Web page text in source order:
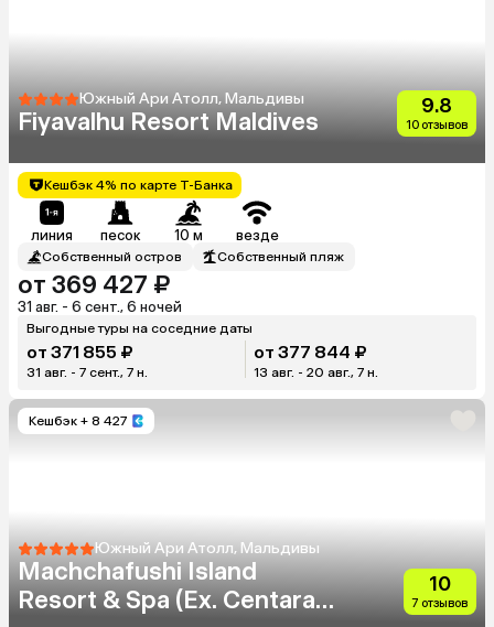
Южный Ари Атолл, Мальдивы
Fiyavalhu Resort Maldives
9.8
10 отзывов
Кешбэк 4% по карте Т-Банка
линия песок 10 м везде
Собственный остров Собственный пляж
от 369 427 ₽
31 авг. - 6 сент., 6 ночей
Выгодные туры на соседние даты
от 371 855 ₽
31 авг. - 7 сент., 7 н.
от 377 844 ₽
13 авг. - 20 авг., 7 н.
Кешбэк + 8 427
Южный Ари Атолл, Мальдивы
Machchafushi Island
Resort & Spa (Ex. Centara
10
7 отзывов